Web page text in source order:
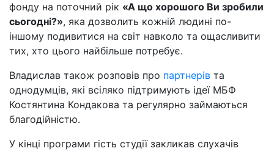
фонду на поточний рік «А що хорошого Ви зробили
сьогодні?», яка дозволить кожній людині по-
іншому подивитися на світ навколо та ощасливити
тих, хто цього найбільше потребує.
Владислав також розповів про партнерів та
однодумців, які всіляко підтримують ідеї МБФ
Костянтина Кондакова та регулярно займаються
благодійністю.
У кінці програми гість студії закликав слухачів